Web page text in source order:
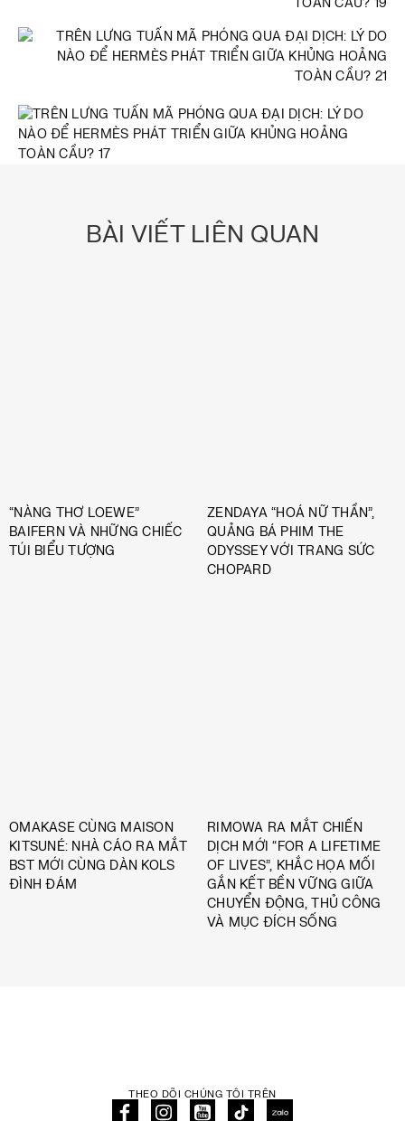
BÀI VIẾT LIÊN QUAN
“NÀNG THƠ LOEWE”
BAIFERN VÀ NHỮNG CHIẾC
TÚI BIỂU TƯỢNG
ZENDAYA “HOÁ NỮ THẦN”,
QUẢNG BÁ PHIM THE
ODYSSEY VỚI TRANG SỨC
CHOPARD
OMAKASE CÙNG MAISON
KITSUNÉ: NHÀ CÁO RA MẮT
BST MỚI CÙNG DÀN KOLS
ĐÌNH ĐÁM
RIMOWA RA MẮT CHIẾN
DỊCH MỚI “FOR A LIFETIME
OF LIVES”, KHẮC HỌA MỐI
GẮN KẾT BỀN VỮNG GIỮA
CHUYỂN ĐỘNG, THỦ CÔNG
VÀ MỤC ĐÍCH SỐNG
THEO DÕI CHÚNG TÔI TRÊN